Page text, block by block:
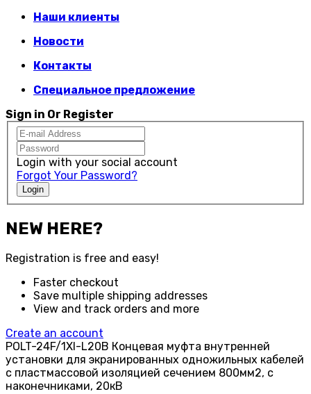
Наши клиенты
Новости
Контакты
Специальное предложение
Sign in Or Register
Login with your social account
Forgot Your Password?
Login
NEW HERE?
Registration is free and easy!
Faster checkout
Save multiple shipping addresses
View and track orders and more
Create an account
POLT-24F/1XI-L20B Концевая муфта внутренней
установки для экранированных одножильных кабелей
с пластмассовой изоляцией сечением 800мм2, с
наконечниками, 20кВ